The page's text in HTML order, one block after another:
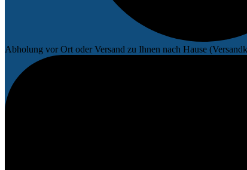
Abholung vor Ort oder Versand zu Ihnen nach Hause